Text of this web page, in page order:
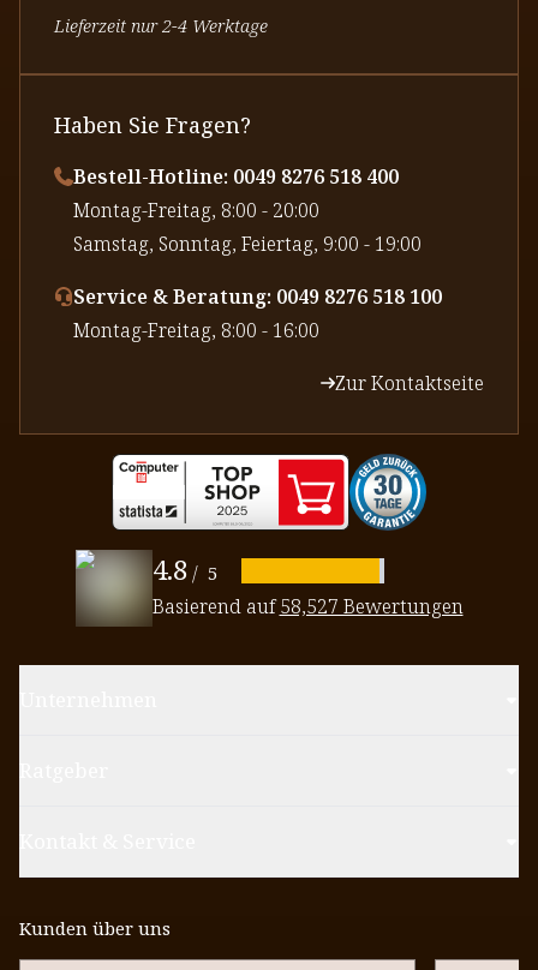
Lieferzeit nur 2-4 Werktage
Haben Sie Fragen?
Bestell-Hotline: 0049 8276 518 400
⁠Montag-Freitag, 8:00 - 20:00
⁠Samstag, Sonntag, Feiertag, 9:00 - 19:00
Service & Beratung: 0049 8276 518 100
⁠Montag-Freitag, 8:00 - 16:00
Zur Kontaktseite
4.8 / 5
Basierend auf58,527 Bewertungen
Kunden über uns